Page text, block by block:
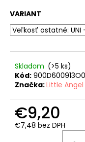
VARIANT
Skladom (>5 ks)
Kód:
Značka:Little Angel
€9,20
€7,48 bez DPH